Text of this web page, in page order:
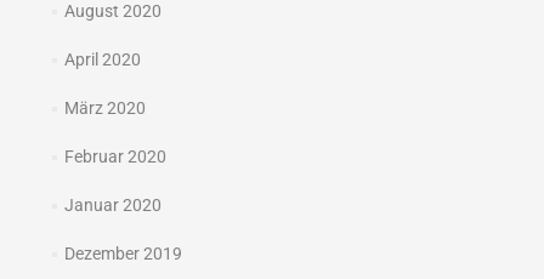
August 2020
April 2020
März 2020
Februar 2020
Januar 2020
Dezember 2019